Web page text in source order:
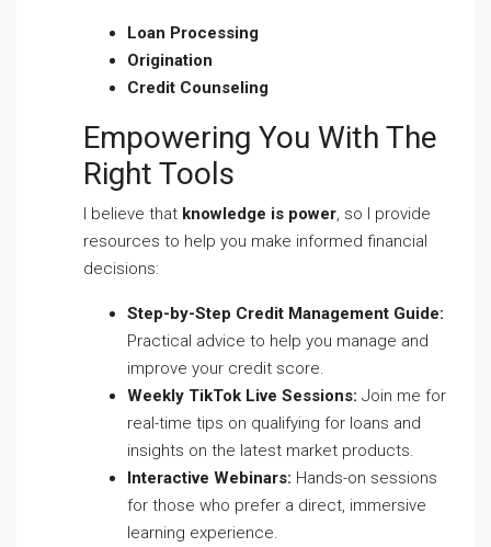
Loan Processing
Origination
Credit Counseling
Empowering You With The
Right Tools
I believe that knowledge is power, so I provide
resources to help you make informed financial
decisions:
Step-by-Step Credit Management Guide:
Practical advice to help you manage and
improve your credit score.
Weekly TikTok Live Sessions: Join me for
real-time tips on qualifying for loans and
insights on the latest market products.
Interactive Webinars: Hands-on sessions
for those who prefer a direct, immersive
learning experience.